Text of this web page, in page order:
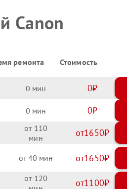
Canon
ремонта Стоимость
0 0
0 0
110 1650
40 1650
120 1100